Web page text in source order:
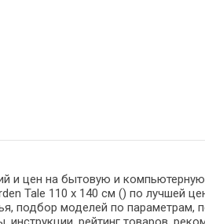
и цен на бытовую и
Tale 110 x 140 см () по лучшей
подбор моделей по